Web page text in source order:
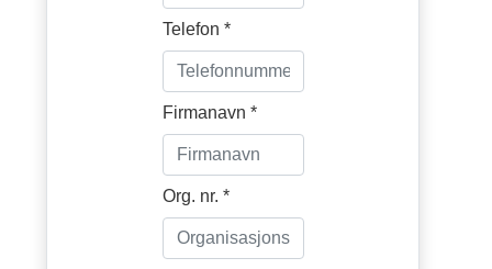
Telefon *
Firmanavn *
Org. nr. *